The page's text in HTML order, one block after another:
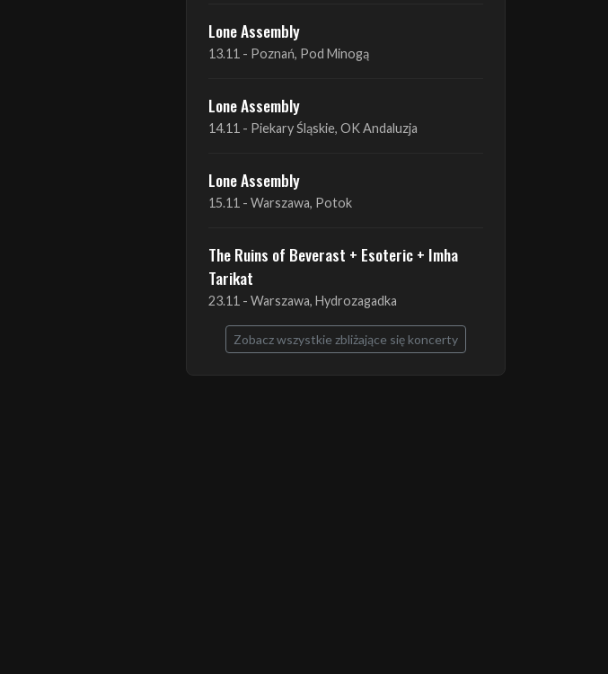
23.10 - Warszawa, Progresja
13.11 - Poznań, Pod Minogą
14.11 - Piekary Śląskie, OK Andaluzja
15.11 - Warszawa, Potok
The Ruins of Beverast + Esoteric + Imha
Tarikat
23.11 - Warszawa, Hydrozagadka